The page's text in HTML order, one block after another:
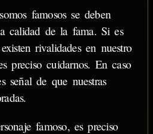
famosos se deben
calidad de la fama. Si es
rivalidades en nuestro
preciso cuidarnos. En caso
señal de que nuestras
famoso, es preciso